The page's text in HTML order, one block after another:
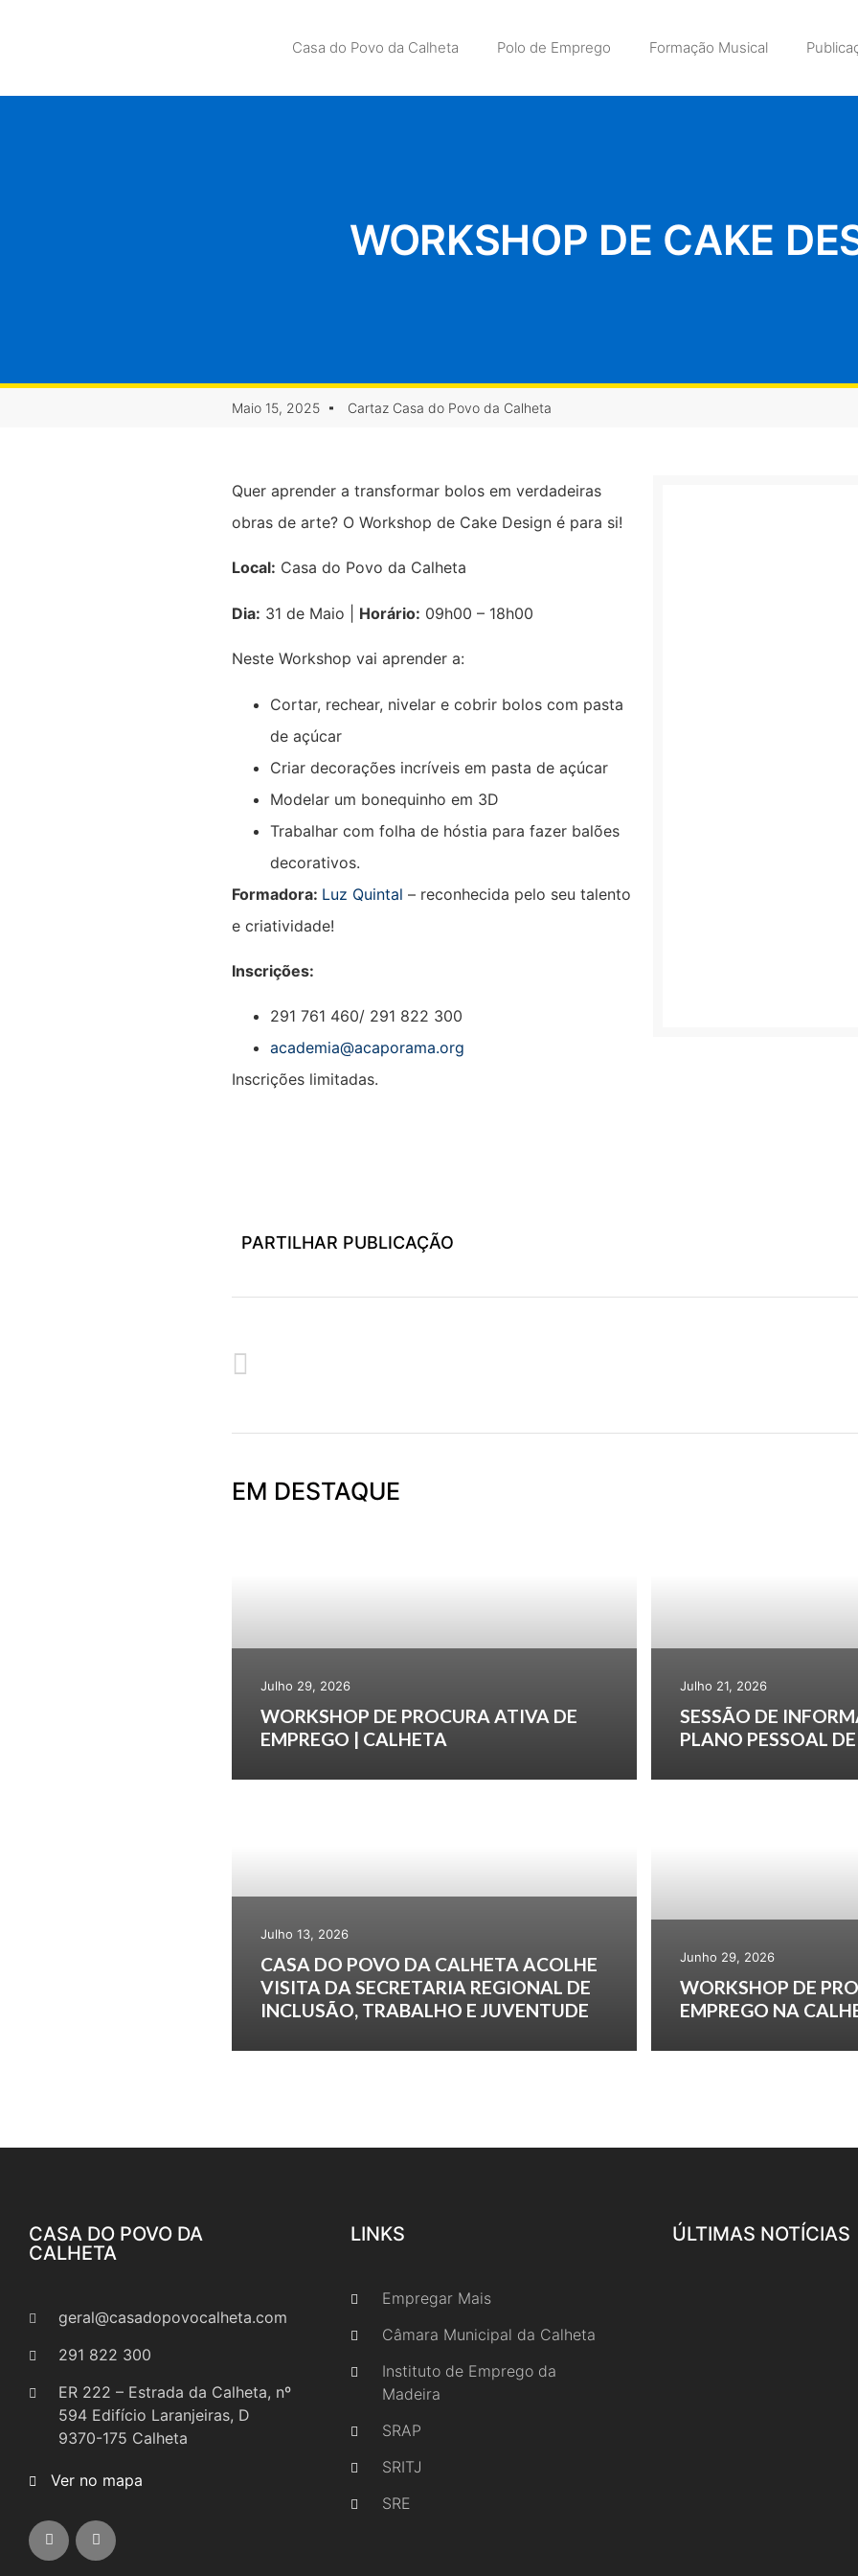
Casa do Povo da Calheta Polo de Emprego Formação Musical
WORKSHOP DE CAKE
Maio 15, 2025 Cartaz Casa do Povo da Calheta
Quer aprender a transformar bolos em verdadeiras
obras de arte? O Workshop de Cake Design é para si!
Local: Casa do Povo da Calheta
Dia: 31 de Maio | Horário: 09h00 – 18h00
Neste Workshop vai aprender a:
Cortar, rechear, nivelar e cobrir bolos com pasta
de açúcar
Criar decorações incríveis em pasta de açúcar
Modelar um bonequinho em 3D
Trabalhar com folha de hóstia para fazer balões
decorativos.
Formadora: Luz Quintal – reconhecida pelo seu talento
e criatividade!
Inscrições:
291 761 460/ 291 822 300
academia@acaporama.org
Inscrições limitadas.
PARTILHAR PUBLICAÇÃO
EM DESTAQUE
Julho 29, 2026
WORKSHOP DE PROCURA ATIVA DE
EMPREGO | CALHETA
Julho 21, 2026
SESSÃO DE
PLANO PESSOAL
Julho 13, 2026
CASA DO POVO DA CALHETA ACOLHE
VISITA DA SECRETARIA REGIONAL DE
INCLUSÃO, TRABALHO E JUVENTUDE
Junho 29, 2026
WORKSHOP DE
EMPREGO NA
CASA DO POVO DA
CALHETA
geral@casadopovocalheta.com
291 822 300
ER 222 – Estrada da Calheta, nº
594 Edifício Laranjeiras, D
9370-175 Calheta
Ver no mapa
LINKS
Empregar Mais
Câmara Municipal da Calheta
Instituto de Emprego da
Madeira
SRAP
SRITJ
SRE
ÚLTIMAS NOTÍCIAS